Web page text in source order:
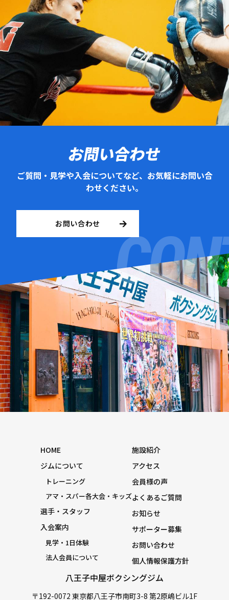
お問い合わせ
ご質問・見学や入会についてなど、お気軽にお問い合
わせください。
お問い合わせ
八王子中屋ボクシングジム
〒192-0072 東京都八王子市南町3-8 第2原嶋ビル1F
HOME
ジムについて
トレーニング
アマ・スパー各大会・キッズ
選手・スタッフ
入会案内
見学・1日体験
法人会員について
施設紹介
アクセス
会員様の声
よくあるご質問
お知らせ
サポーター募集
お問い合わせ
個人情報保護方針